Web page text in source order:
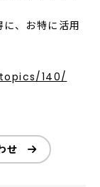
、お特に活用
140/
せ